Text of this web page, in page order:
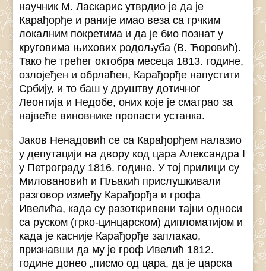
научник М. Ласкарис утврдио је да је
Карађорђе и раније имао веза са грчким
локалним покретима и да је био познат у
круговима њихових родољуба (В. Ћоровић).
Тако ће трећег октобра месеца 1813. године,
озлојеђен и обрлаћен, Карађорђе напустити
Србију, и то баш у друштву дотичног
Леонтија и Недобе, оних које је сматрао за
највеће виновнике пропасти устанка.
Јаков Ненадовић се са Карађорђем налазио
у депутацији на двору код цара Александра I
у Петрограду 1816. године. У тој прилици су
Миловановић и Пљакић прислушкивали
разговор између Карађорђа и грофа
Ивелића, када су разоткривени тајни односи
са руском (грко-цинцарском) дипломатијом и
када је касније Карађорђе заплакао,
признавши да му је гроф Ивелић 1812.
године донео „писмо од цара, да је царска